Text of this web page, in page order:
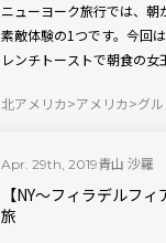
ニューヨーク旅行では、
素敵体験の1つです。今回
レンチトーストで朝食の
北アメリカ アメリカ グ
Apr. 29th, 2019青山 沙羅
【NY〜フィラデルフ
旅